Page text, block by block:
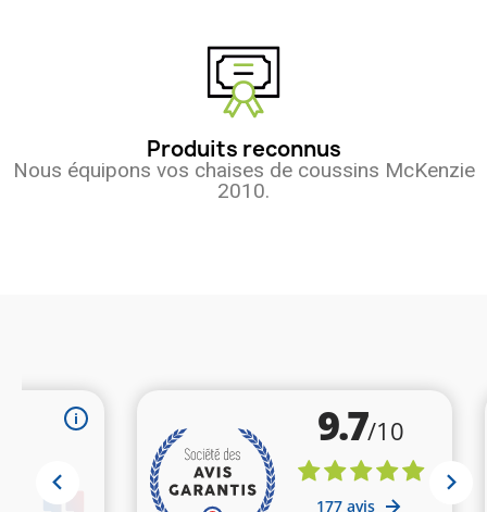
Produits reconnus
Nous équipons vos chaises de coussins McKenzie
2010.